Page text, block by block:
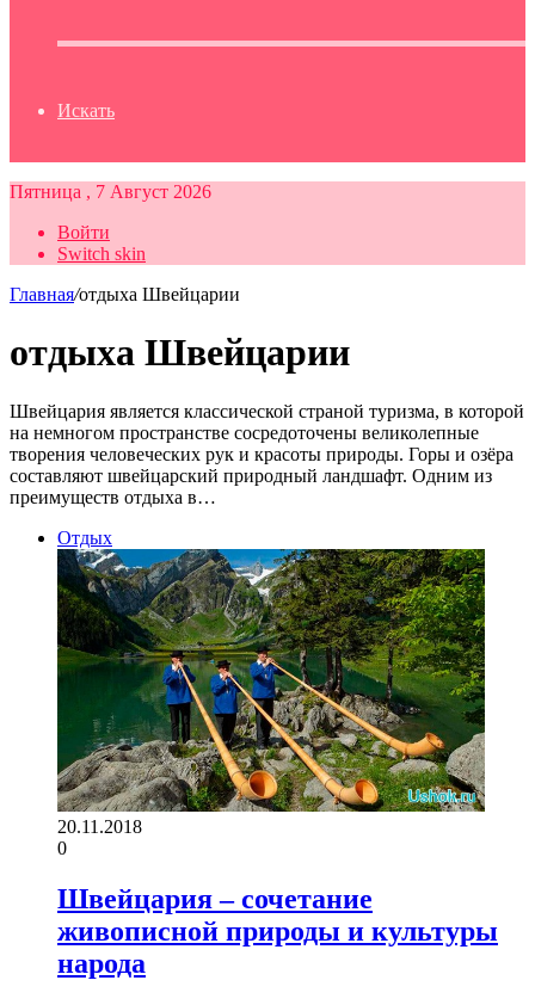
Искать
Пятница , 7 Август 2026
Войти
Switch skin
Главная/отдыха Швейцарии
отдыха Швейцарии
Швейцария является классической страной туризма, в которой
на немногом пространстве сосредоточены великолепные
творения человеческих рук и красоты природы. Горы и озёра
составляют швейцарский природный ландшафт. Одним из
преимуществ отдыха в…
Отдых
20.11.2018
0
Швейцария – сочетание
живописной природы и культуры
народа